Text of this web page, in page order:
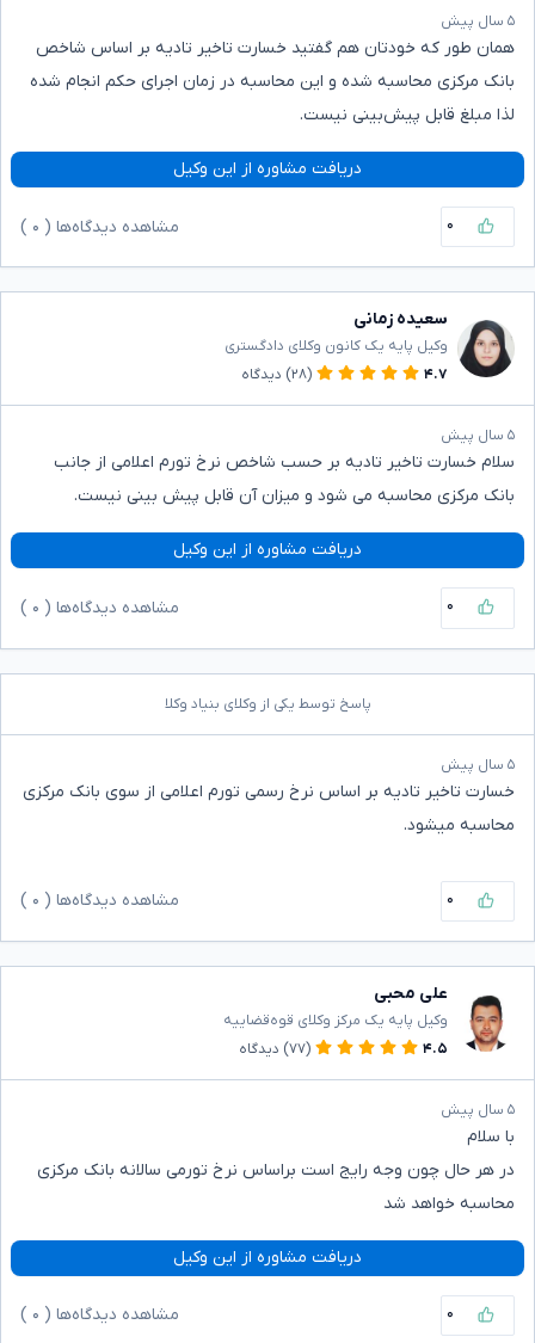
۵ سال پیش
همان طور که خودتان هم گفتید خسارت تاخیر تادیه بر اساس شاخص
بانک مرکزی محاسبه شده و این محاسبه در زمان اجرای حکم انجام شده
لذا مبلغ قابل پیش‌بینی نیست.
دریافت مشاوره از این وکیل
۰ مشاهده دیدگاه‌ها ( ۰
سعیده زمانی
وکیل پایه یک کانون وکلای دادگستری
۴.۷
(۲۸) دیدگاه
۵ سال پیش
سلام خسارت تاخیر تادیه بر حسب شاخص نرخ تورم اعلامی از جانب
بانک مرکزی محاسبه می شود و میزان آن قابل پیش بینی نیست.
دریافت مشاوره از این وکیل
۰ مشاهده دیدگاه‌ها ( ۰
پاسخ توسط یکی از وکلای بنیاد وکلا
۵ سال پیش
خسارت تاخیر تادیه بر اساس نرخ رسمی تورم اعلامی از سوی بانک مرکزی
محاسبه میشود.
۰ مشاهده دیدگاه‌ها ( ۰
علی محبی
وکیل پایه یک مرکز وکلای قوه‌قضاییه
۴.۵
(۷۷) دیدگاه
۵ سال پیش
با سلام
در هر حال چون وجه رایج است براساس نرخ تورمی سالانه بانک مرکزی
محاسبه خواهد شد
دریافت مشاوره از این وکیل
۰ مشاهده دیدگاه‌ها ( ۰